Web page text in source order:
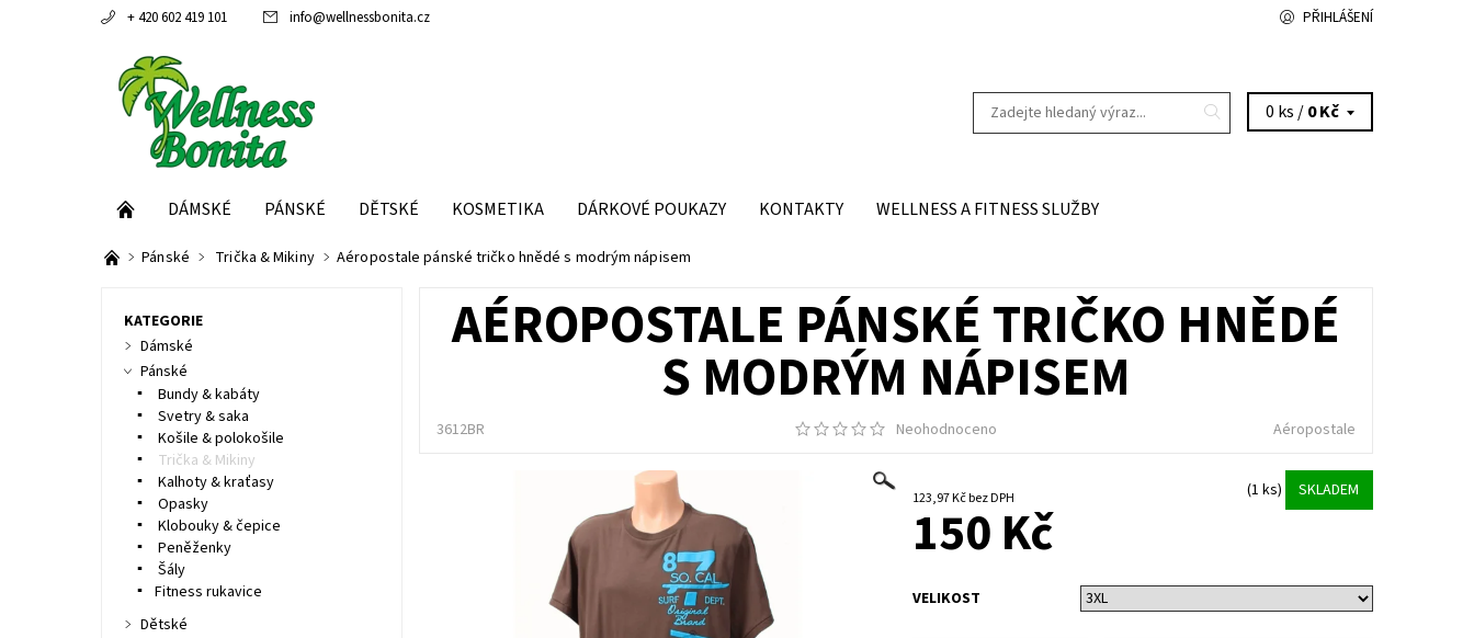
+ 420 602 419 101 info@wellnessbonita.cz PŘIHLÁŠENÍ
0 ks /0 Kč
DÁMSKÉ PÁNSKÉ DĚTSKÉ KOSMETIKA DÁRKOVÉ POUKAZY KONTAKTY WELLNESS A FITNESS SLUŽBY
Pánské Trička & Mikiny Aéropostale pánské tričko hnědé s modrým nápisem
AÉROPOSTALE PÁNSKÉ TRIČKO HNĚDÉ
S MODRÝM NÁPISEM
3612BR Neohodnoceno Aéropostale
123,97 Kč bez DPH (1 ks) SKLADEM
150 Kč
VELIKOST
KATEGORIE
Dámské
Pánské
Bundy & kabáty
Svetry & saka
Košile & polokošile
Trička & Mikiny
Kalhoty & kraťasy
Opasky
Klobouky & čepice
Peněženky
Šály
Fitness rukavice
Dětské